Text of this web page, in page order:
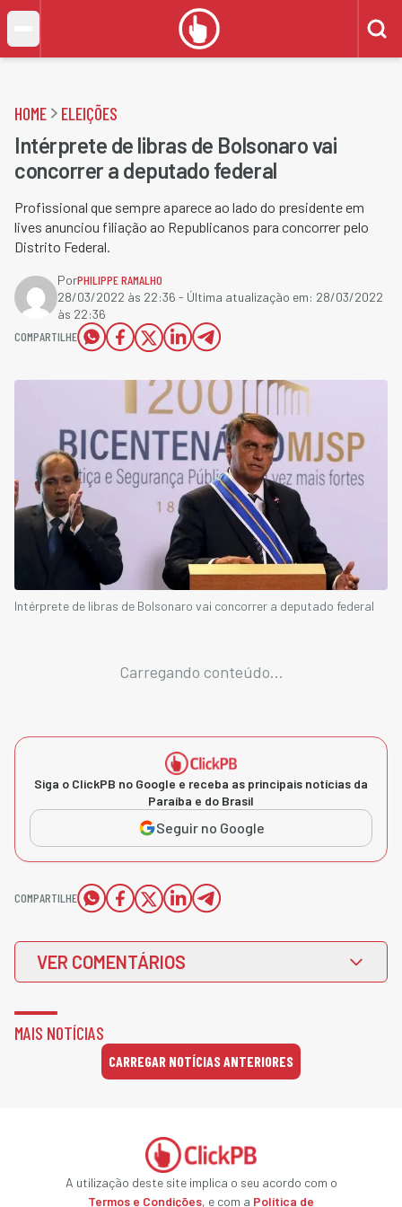
HOME ELEIÇÕES
Intérprete de libras de Bolsonaro vai
concorrer a deputado federal
Profissional que sempre aparece ao lado do presidente em
lives anunciou filiação ao Republicanos para concorrer pelo
Distrito Federal.
PorPHILIPPE RAMALHO
28/03/2022 às 22:36 - Última atualização em: 28/03/2022
às 22:36
COMPARTILHE
Intérprete de libras de Bolsonaro vai concorrer a deputado federal
Carregando conteúdo...
Siga o ClickPB no Google e receba as principais notícias da
Paraíba e do Brasil
Seguir no Google
COMPARTILHE
VER COMENTÁRIOS
MAIS NOTÍCIAS
CARREGAR NOTÍCIAS ANTERIORES
A utilização deste site implica o seu acordo com o
Termos e Condições, e com a Política de